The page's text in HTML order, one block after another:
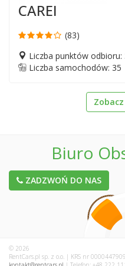
CAREI
(83)
Liczba punktów odbioru:
Liczba samochodów: 35
Biuro
ZADZWOŃ DO NAS
© 2026
RentCars.pl sp. z o.o. | KRS nr